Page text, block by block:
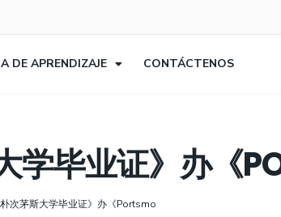
DE APRENDIZAJE CONTÁCTENOS
学毕业证》办《
次茅斯大学毕业证》办《Portsmo